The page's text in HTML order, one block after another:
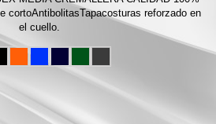
cortoAntibolitasTapacosturas reforzado en
el cuello.